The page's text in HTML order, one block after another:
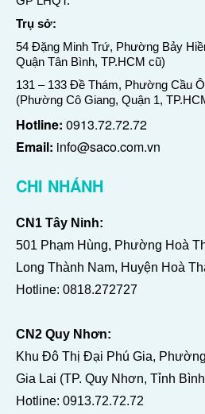
Trụ sở:
54 Đặng Minh Trứ, Phường Bảy
Quận Tân Bình, TP.HCM cũ)
131 – 133 Đề Thám, Phường Cầu
(Phường Cô Giang, Quận 1,
Hotline: 0913.72.72.72
Email: info@saco.com.vn
CHI NHÁNH
CN1 Tây Ninh:
501 Phạm Hùng, Phường Hoà
Long Thành Nam, Huyện Hoà
Hotline: 0818.272727
CN2 Quy Nhơn:
Khu Đô Thị Đại Phú Gia,
Gia Lai (TP. Quy Nhơn, Tỉnh
Hotline: 0913.72.72.72